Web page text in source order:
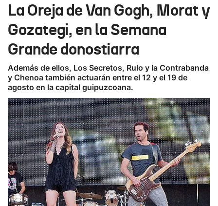
Ikusmiran
Eguraldia
La Oreja de Van Gogh, Morat y
Gozategi, en la Semana
Grande donostiarra
Además de ellos, Los Secretos, Rulo y la Contrabanda
y Chenoa también actuarán entre el 12 y el 19 de
agosto en la capital guipuzcoana.